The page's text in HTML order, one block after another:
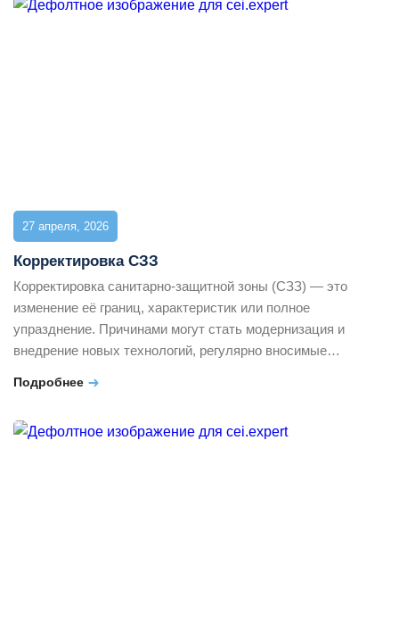
важными объектами. В тексте разберём, как
27 апреля, 2026
Корректировка СЗЗ
Корректировка санитарно-защитной зоны (СЗЗ) — это
изменение её границ, характеристик или полное
упразднение. Причинами могут стать модернизация и
внедрение новых технологий, регулярно вносимые
исследований. Все эти процедуры регулируются ПП РФ
нуждается в корректировке санитарно-защитной зоны
Подробнее